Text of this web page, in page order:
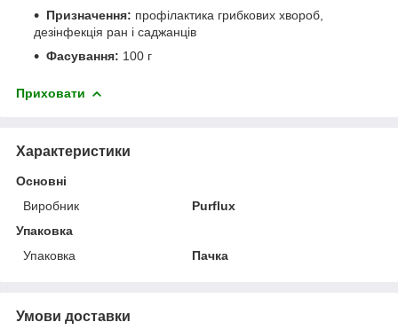
Призначення: профілактика грибкових хвороб,
дезінфекція ран і саджанців
Фасування: 100 г
Приховати
Характеристики
Основні
Виробник
Purflux
Упаковка
Упаковка
Пачка
Умови доставки